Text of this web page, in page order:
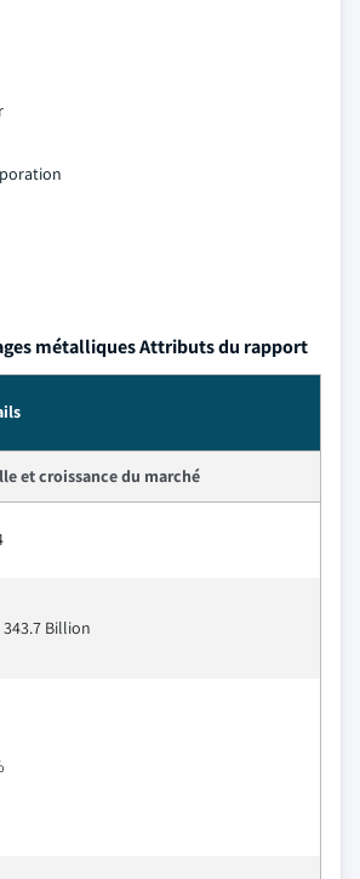
métalliques Attributs du rapport
et croissance du marché
343.7 Billion